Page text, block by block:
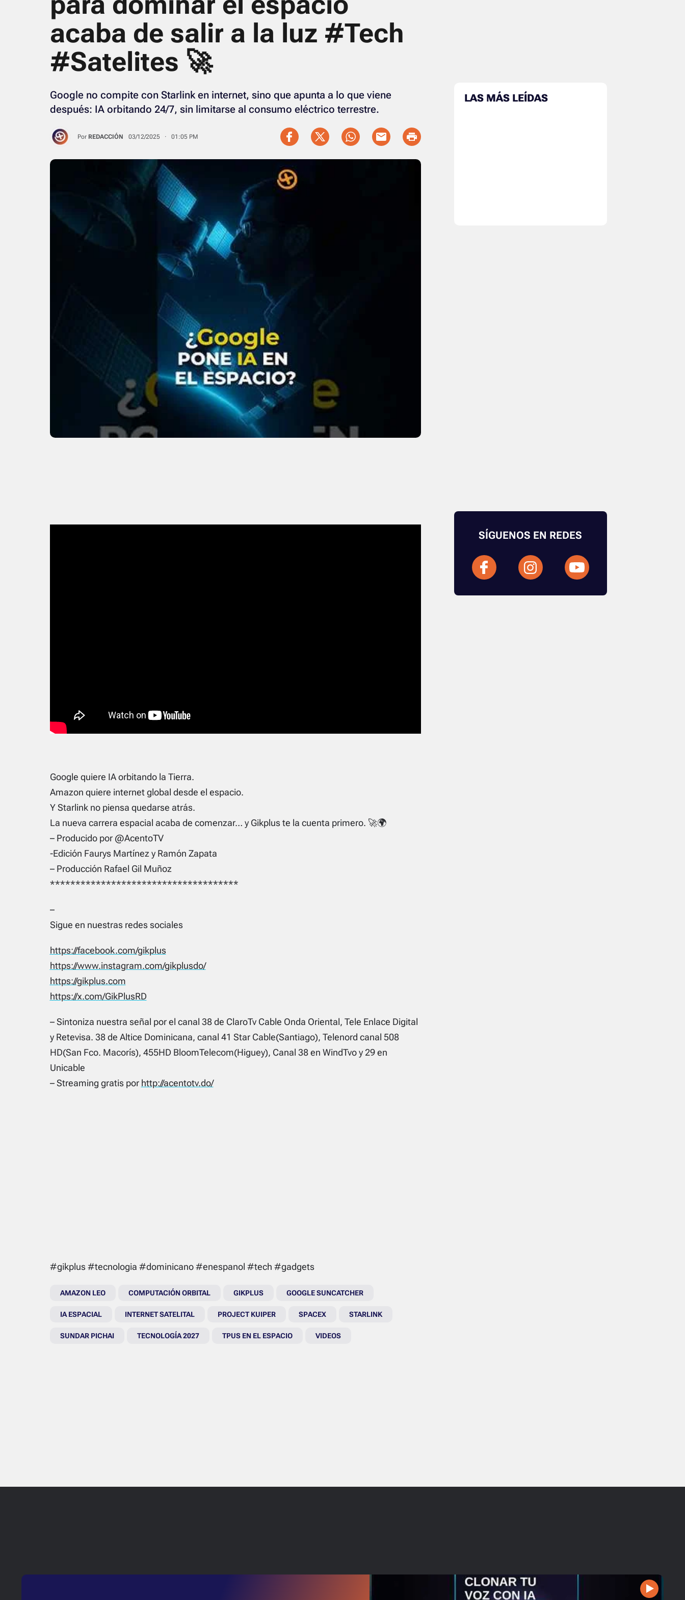
acaba de salir a la luz #Tech
#Satelites 🚀
Google no compite con Starlink en internet, sino que apunta a lo que viene
después: IA orbitando 24/7, sin limitarse al consumo eléctrico terrestre.
Por REDACCIÓN 03/12/2025 · 01:05 PM
Google quiere IA orbitando la Tierra.
Amazon quiere internet global desde el espacio.
Y Starlink no piensa quedarse atrás.
La nueva carrera espacial acaba de comenzar… y Gikplus te la cuenta primero. 🚀🌍
– Producido por @AcentoTV
-Edición Faurys Martínez y Ramón Zapata
– Producción Rafael Gil Muñoz
*************************************
–
Sigue en nuestras redes sociales
https://facebook.com/gikplus
https://www.instagram.com/gikplusdo/
https://gikplus.com
https://x.com/GikPlusRD
– Sintoniza nuestra señal por el canal 38 de ClaroTv Cable Onda Oriental, Tele Enlace Digital
y Retevisa. 38 de Altice Dominicana, canal 41 Star Cable(Santiago), Telenord canal 508
HD(San Fco. Macorís), 455HD BloomTelecom(Higuey), Canal 38 en WindTvo y 29 en
Unicable
– Streaming gratis por http://acentotv.do/
#gikplus #tecnologia #dominicano #enespanol #tech #gadgets
AMAZON LEO COMPUTACIÓN ORBITAL GIKPLUS GOOGLE SUNCATCHER
IA ESPACIAL INTERNET SATELITAL PROJECT KUIPER SPACEX STARLINK
SUNDAR PICHAI TECNOLOGÍA 2027 TPUS EN EL ESPACIO VIDEOS
LAS MÁS LEÍDAS
SÍGUENOS EN REDES